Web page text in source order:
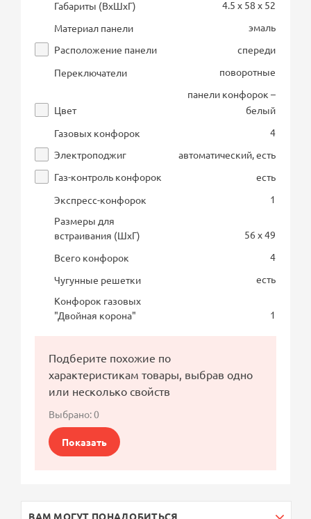
Габариты (ВхШхГ)
4.5 x 58 x 52
Материал панели
эмаль
Расположение панели
спереди
Переключатели
поворотные
Цвет
панели конфорок –
белый
Газовых конфорок
4
Электроподжиг
автоматический, есть
Газ-контроль конфорок
есть
Экспресс-конфорок
1
Размеры для
встраивания (ШхГ)
56 x 49
Всего конфорок
4
Чугунные решетки
есть
Конфорок газовых
"Двойная корона"
1
Подберите похожие по
характеристикам товары, выбрав одно
или несколько свойств
Выбрано:0
Показать
ВАМ МОГУТ ПОНАДОБИТЬСЯ